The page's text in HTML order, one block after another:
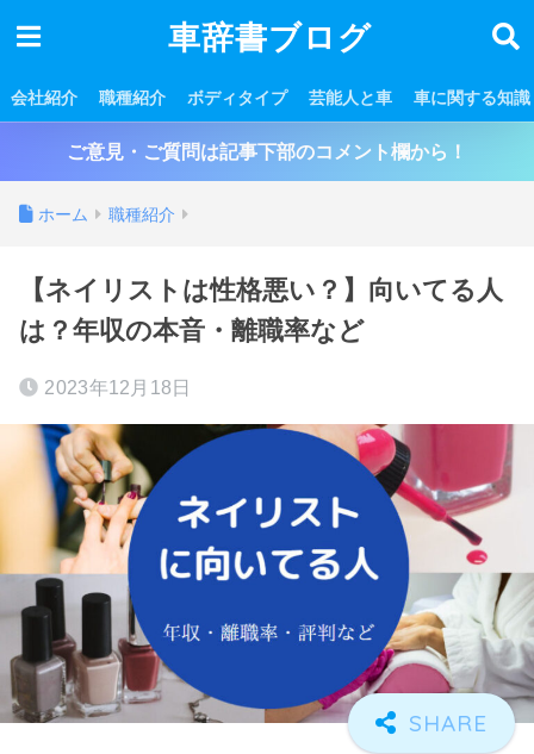
車辞書ブログ
会社紹介 職種紹介 ボディタイプ 芸能人と車 車に関する知識
ご意見・ご質問は記事下部のコメント欄から！
ホーム 職種紹介
【ネイリストは性格悪い？】向いてる人
は？年収の本音・離職率など
2023年12月18日